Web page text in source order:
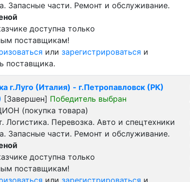
Запасные части. Ремонт и обслуживание.
доступна только
поставщикам!
или зарегистрироваться и
поставщика.
г.Луго (Италия) - г.Петропавловск (РК)
[Завершен] Победитель выбран
(покупка товара)
Логистика. Перевозка. Авто и спецтехники
Запасные части. Ремонт и обслуживание.
доступна только
поставщикам!
или зарегистрироваться и